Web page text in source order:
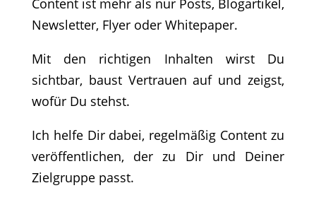
Content ist mehr als nur Posts, Blogartikel,
Newsletter, Flyer oder Whitepaper.
Mit den richtigen Inhalten wirst Du
sichtbar, baust Vertrauen auf und zeigst,
wofür Du stehst.
Ich helfe Dir dabei, regelmäßig Content zu
veröffentlichen, der zu Dir und Deiner
Zielgruppe passt.